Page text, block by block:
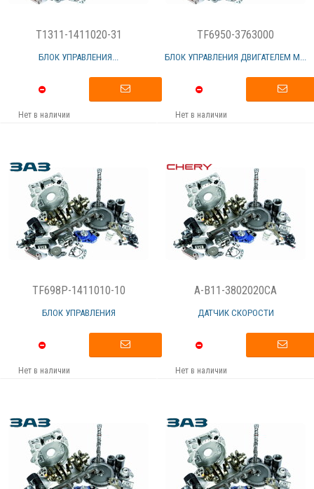
T1311-1411020-31
БЛОК УПРАВЛЕНИЯ...
Нет в наличии
TF6950-3763000
БЛОК УПРАВЛЕНИЯ ДВИГАТЕЛЕМ М...
Нет в наличии
TF698P-1411010-10
БЛОК УПРАВЛЕНИЯ
Нет в наличии
A-B11-3802020CA
ДАТЧИК СКОРОСТИ
Нет в наличии